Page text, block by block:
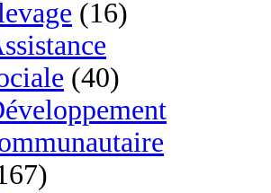
(16)
(40)